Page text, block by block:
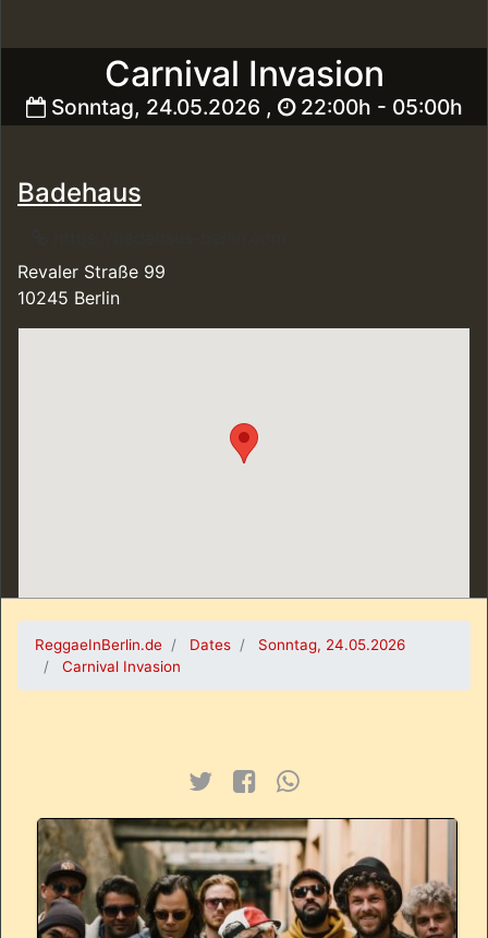
Carnival Invasion
Sonntag, 24.05.2026 , 22:00h - 05:00h
Badehaus
Revaler Straße 99
10245 Berlin
ReggaeInBerlin.de Dates
Sonntag, 24.05.2026
Carnival Invasion